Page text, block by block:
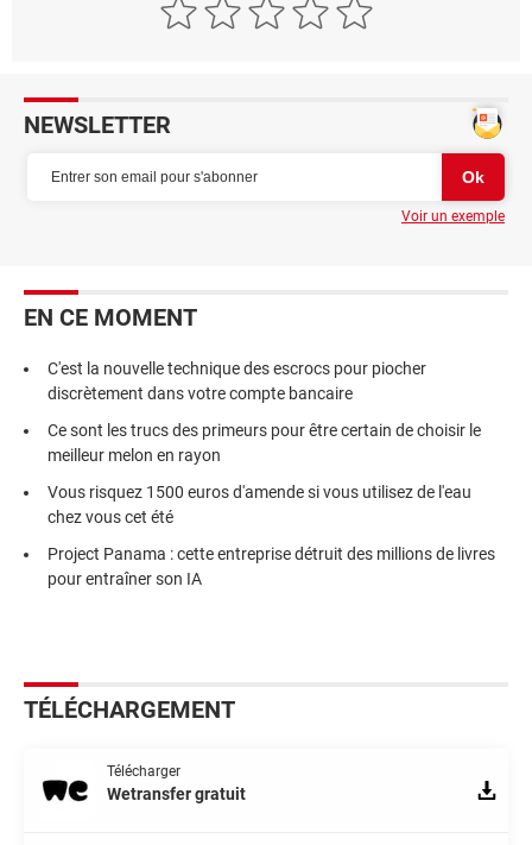
NEWSLETTER
Voir un exemple
EN CE MOMENT
C'est la nouvelle technique des escrocs pour piocher
discrètement dans votre compte bancaire
Ce sont les trucs des primeurs pour être certain de choisir le
meilleur melon en rayon
Vous risquez 1500 euros d'amende si vous utilisez de l'eau
chez vous cet été
Project Panama : cette entreprise détruit des millions de livres
pour entraîner son IA
TÉLÉCHARGEMENT
Télécharger
Wetransfer gratuit